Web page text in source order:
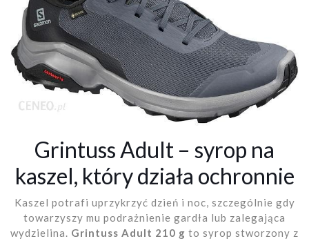
Grintuss Adult – syrop na
kaszel, który działa ochronnie
Kaszel potrafi uprzykrzyć dzień i noc, szczególnie gdy
towarzyszy mu podrażnienie gardła lub zalegająca
wydzielina. Grintuss Adult 210 g to syrop stworzony z